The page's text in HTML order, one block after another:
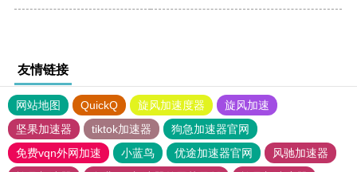
友情链接
网站地图 QuickQ 旋风加速度器
旋风加速
坚果加速器
tiktok加速器
狗急加速器官网
免费vqn外网加速
小蓝鸟 优途加速器官网
风驰加速器